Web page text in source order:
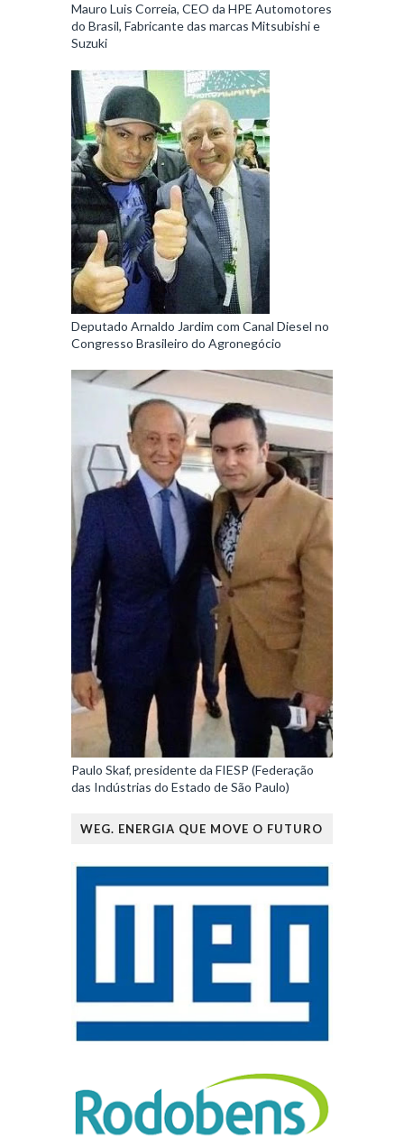
Mauro Luis Correia, CEO da HPE Automotores
do Brasil, Fabricante das marcas Mitsubishi e
Suzuki
Deputado Arnaldo Jardim com Canal Diesel no
Congresso Brasileiro do Agronegócio
Paulo Skaf, presidente da FIESP (Federação
das Indústrias do Estado de São Paulo)
WEG. ENERGIA QUE MOVE O FUTURO